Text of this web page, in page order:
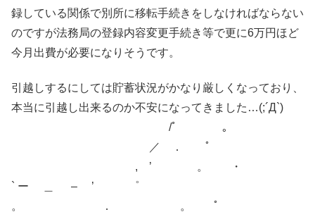
録している関係で別所に移転手続きをしなければならない
のですが法務局の登録内容変更手続き等で更に6万円ほど
今月出費が必要になりそうです。
引越しするにしては貯蓄状況がかなり厳しくなっており、
本当に引越し出来るのか不安になってきました…(;´Д`)
/ﾟ 。
／ ． ﾟ
, ’ 。 ・
` ー ＿ – ’ ゜
。 ． 。 ﾟ